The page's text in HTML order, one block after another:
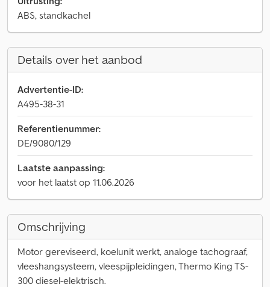
ABS, standkachel
Details over het aanbod
Advertentie-ID:
A495-38-31
Referentienummer:
DE/9080/129
Laatste aanpassing:
voor het laatst op 11.06.2026
Omschrijving
Motor gereviseerd, koelunit werkt, analoge tachograaf,
vleeshangsysteem, vleespijpleidingen, Thermo King TS-
300 diesel-elektrisch.